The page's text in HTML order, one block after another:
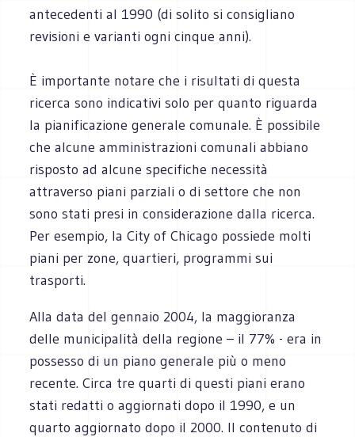
antecedenti al 1990 (di solito si consigliano
revisioni e varianti ogni cinque anni).
È importante notare che i risultati di questa
ricerca sono indicativi solo per quanto riguarda
la pianificazione generale comunale. È possibile
che alcune amministrazioni comunali abbiano
risposto ad alcune specifiche necessità
attraverso piani parziali o di settore che non
sono stati presi in considerazione dalla ricerca.
Per esempio, la City of Chicago possiede molti
piani per zone, quartieri, programmi sui
trasporti.
Alla data del gennaio 2004, la maggioranza
delle municipalità della regione – il 77% - era in
possesso di un piano generale più o meno
recente. Circa tre quarti di questi piani erano
stati redatti o aggiornati dopo il 1990, e un
quarto aggiornato dopo il 2000. Il contenuto di